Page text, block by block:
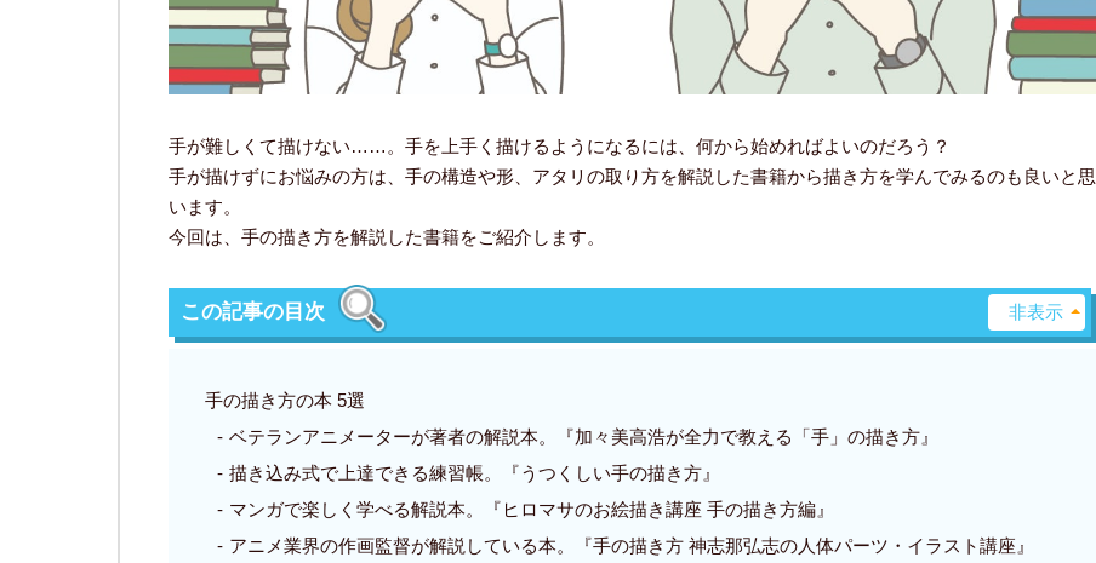
手が難しくて描けない……。手を上手く描けるようになるには、何から始めればよいのだろう？
手が描けずにお悩みの方は、手の構造や形、アタリの取り方を解説した書籍から描き方を学んでみるのも良いと思
います。
今回は、手の描き方を解説した書籍をご紹介します。
この記事の目次
手の描き方の本 5選
ベテランアニメーターが著者の解説本。『加々美高浩が全力で教える「手」の描き方』
描き込み式で上達できる練習帳。『うつくしい手の描き方』
マンガで楽しく学べる解説本。『ヒロマサのお絵描き講座 手の描き方編』
アニメ業界の作画監督が解説している本。『手の描き方 神志那弘志の人体パーツ・イラスト講座』